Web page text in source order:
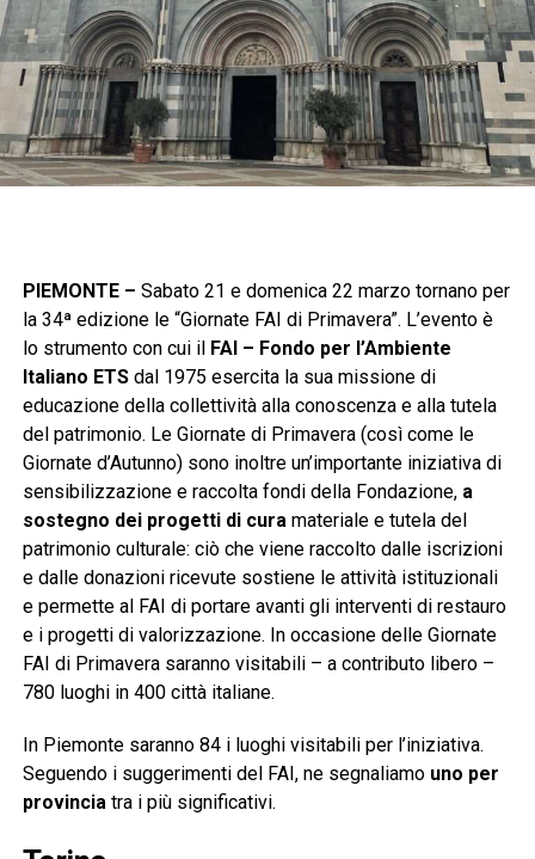
PIEMONTE – Sabato 21 e domenica 22 marzo tornano per
la 34ª edizione le “Giornate FAI di Primavera”. L’evento è
lo strumento con cui il FAI – Fondo per l’Ambiente
Italiano ETSdal 1975 esercita la sua missione di
educazione della collettività alla conoscenza e alla tutela
del patrimonio. Le Giornate di Primavera (così come le
Giornate d’Autunno) sono inoltre un’importante iniziativa di
sensibilizzazione e raccolta fondi della Fondazione, a
sostegno dei progetti di curamateriale e tutela del
patrimonio culturale: ciò che viene raccolto dalle iscrizioni
e dalle donazioni ricevute sostiene le attività istituzionali
e permette al FAI di portare avanti gli interventi di restauro
e i progetti di valorizzazione. In occasione delle Giornate
FAI di Primavera saranno visitabili – a contributo libero –
780 luoghi in 400 città italiane.
In Piemonte saranno 84 i luoghi visitabili per l’iniziativa.
Seguendo i suggerimenti del FAI, ne segnaliamo uno per
provinciatra i più significativi.